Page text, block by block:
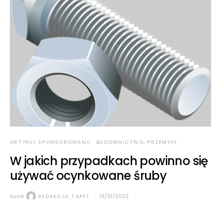
ARTYKUŁ SPONSOROWANY BUDOWNICTWO, PRZEMYSŁ
W jakich przypadkach powinno się
używać ocynkowane śruby
Autor REDAKCJA TAPET 19/10/2022